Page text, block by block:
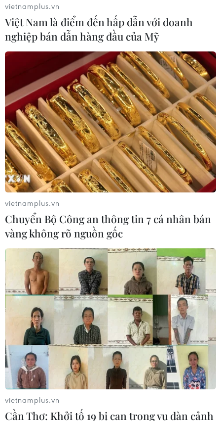
TIN CÙNG CHUYÊN MỤC
Cộng hòa Dân chủ Congo ghi nhận
hơn 300 trẻ em tử vong do Ebola
08/08/2026 15:21
Ớt nhập khẩu từ Mexico khiến hàng
vietnamplus.vn
Việt Nam là điểm đến hấp dẫn với doanh
nghiệp bán dẫn hàng đầu của Mỹ
vietnamplus.vn
Chuyển Bộ Công an thông tin 7 cá nhân bán
vàng không rõ nguồn gốc
vietnamplus.vn
Cần Thơ: Khởi tố 19 bị can trong vụ dàn cảnh